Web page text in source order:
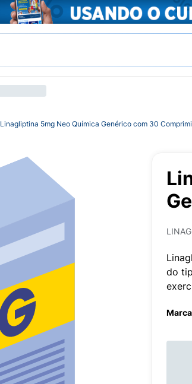
Linagliptina 5mg Neo Química Genérico com 30
do